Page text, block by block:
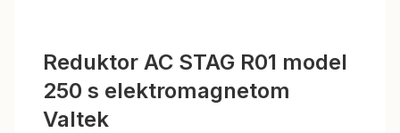
Reduktor AC STAG R01 model
250 s elektromagnetom
Valtek